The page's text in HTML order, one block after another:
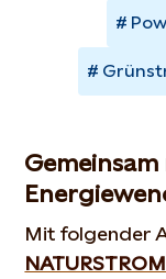
Mit folgender
NATURSTROM